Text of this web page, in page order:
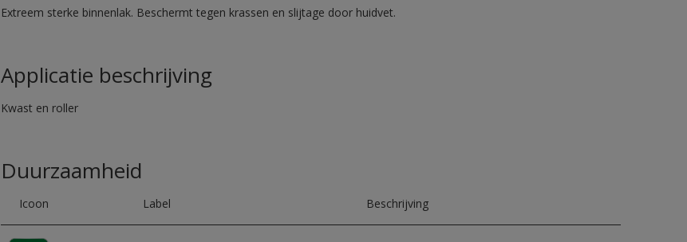
Extreem sterke binnenlak. Beschermt tegen krassen en slijtage door huidvet.
Applicatie beschrijving
Kwast en roller
Duurzaamheid
Icoon Label Beschrijving